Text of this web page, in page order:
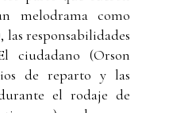
melodrama como
las responsabilidades
ciudadano (Orson
de reparto y las
el rodaje de